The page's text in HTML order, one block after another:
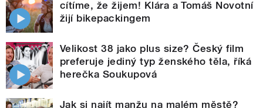
cítíme, že žijem! Klára a Tomáš Novotní
žijí bikepackingem
Velikost 38 jako plus size? Český film
preferuje jediný typ ženského těla, říká
herečka Soukupová
Jak si najít manžu na malém městě?